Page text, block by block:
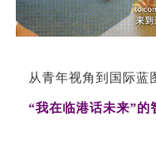
从青年视角到国际蓝
“我在临港话未来”的